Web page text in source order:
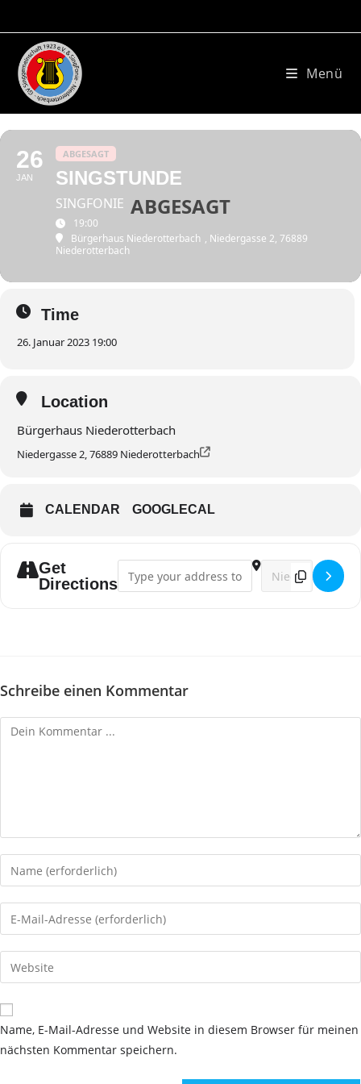
Inhalt
springen
Menü
26
JAN
ABGESAGT
SINGSTUNDE
SINGFONIE
19:00
Bürgerhaus Niederotterbach , Niedergasse 2, 76889
Niederotterbach
Time
26. Januar 2023 19:00
Location
Bürgerhaus Niederotterbach
Niedergasse 2, 76889 Niederotterbach
CALENDAR GOOGLECAL
Get
Directions
Address - Singstunde [] Destination
Schreibe einen Kommentar
Kommentieren
Gib
deinen
Namen
oder
zum
Kommentieren
ein
Gib
deine
E-
Mail-
zum
Kommentieren
ein
Gib
deine
Website-
URL
Name, E-Mail-Adresse und Website in diesem Browser für meinen
nächsten Kommentar speichern.